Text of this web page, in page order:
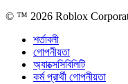
© ™ 2026 Roblox
শর্তাবলী
গোপনীয়তা
অ্যাক্সেসিবিলিটি
কর্ম প্রার্থী গোপনীয়তা